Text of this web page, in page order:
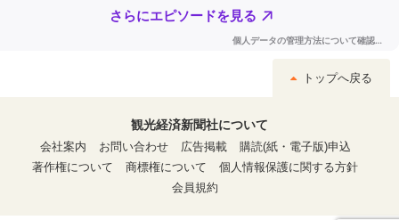
トップへ戻る
観光経済新聞社について
会社案内
お問い合わせ 広告掲載
購読(紙・電子版)申込
著作権について
商標権について
個人情報保護に関する方針
会員規約